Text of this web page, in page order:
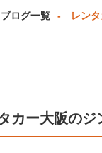
ログ一覧 レン
カー大阪のジ